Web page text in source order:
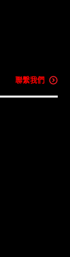
聯繫我們